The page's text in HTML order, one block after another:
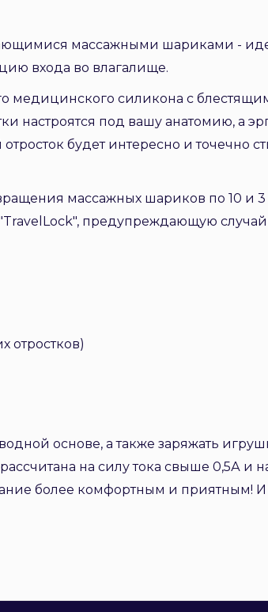
массажными шариками -
входа во влагалище.
медицинского силикона с
настроятся под вашу анатомию, а
будет интересно и точечно
массажных шариков по 10 и 3
предупреждающую
отростков)
основе, а также заряжать
на силу тока свыше 0,5А и
более комфортным и приятным! И